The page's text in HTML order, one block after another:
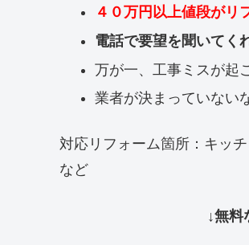
４０万円以上値段がリ
電話で要望を聞いてく
万が一、工事ミスが起
業者が決まっていない
対応リフォーム箇所：キッ
など
↓無料